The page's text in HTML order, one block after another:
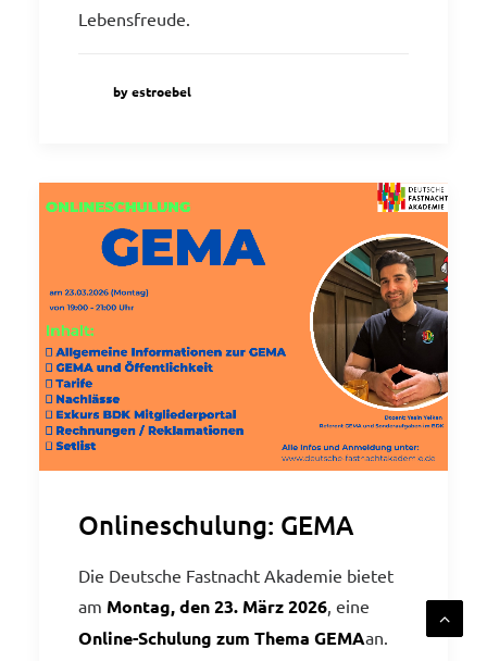
Lebensfreude.
by estroebel
Onlineschulung: GEMA
Die Deutsche Fastnacht Akademie bietet
am Montag, den 23. März 2026 , eine
Online-Schulung zum Thema GEMAan.